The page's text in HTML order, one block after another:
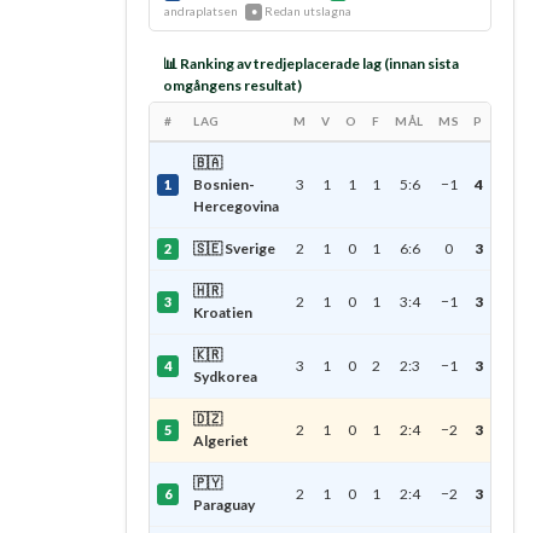
andraplatsen
● Redan utslagna
📊 Ranking av tredjeplacerade lag (innan sista
omgångens resultat)
# LAG M V O F MÅL MS P
1
🇧🇦
Bosnien-
Hercegovina
3 1 1 1 5:6 −1 4
2 🇸🇪 Sverige 2 1 0 1 6:6 0 3
3
🇭🇷
Kroatien
2 1 0 1 3:4 −1 3
4
🇰🇷
Sydkorea
3 1 0 2 2:3 −1 3
5
🇩🇿
Algeriet
2 1 0 1 2:4 −2 3
6
🇵🇾
Paraguay
2 1 0 1 2:4 −2 3